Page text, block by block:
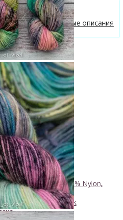
моделей
изделий и бесплатные описания
пряжи
пряжи
VizEll+
+
70% Kid Mohair 30% Nylon,
Kid Mohair Silk